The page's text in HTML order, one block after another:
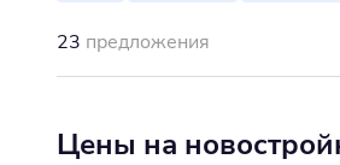
23 предложения
Цены на